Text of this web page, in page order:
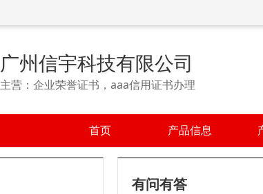
广州信宇科技有限公司
主营：企业荣誉证书，aaa信用证书办理
首页 产品信息
有问有答